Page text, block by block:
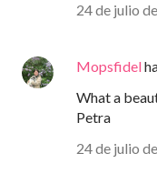
24 de julio
Mopsfidel
What a
Petra
24 de julio